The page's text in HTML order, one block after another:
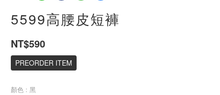
5599高腰皮短褲
NT$590
PREORDER ITEM
顏色 : 黑